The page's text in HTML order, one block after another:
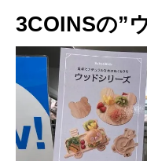
3COINSの”